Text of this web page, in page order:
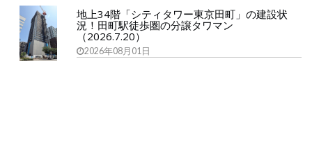
地上34階「シティタワー東京田町」の建設状
況！田町駅徒歩圏の分譲タワマン
（2026.7.20）
2026年08月01日